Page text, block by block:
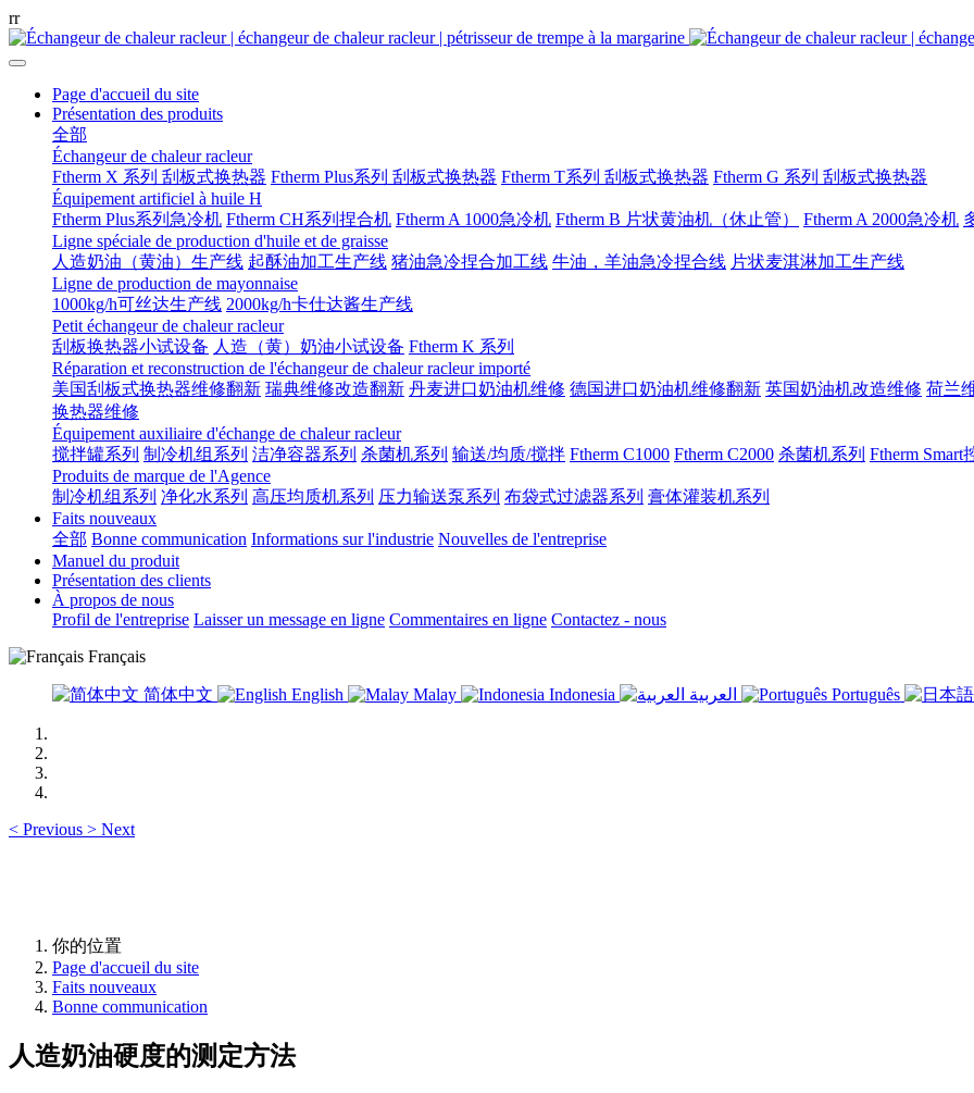
rr
Page d'accueil du site
Présentation des produits
全部
Échangeur de chaleur racleur
Ftherm X 系列 刮板式换热器 Ftherm Plus系列 刮板式换热器 Ftherm T系列 刮板式换热器 Ftherm G 系列 刮板式换热器
Équipement artificiel à huile H
Ftherm Plus系列急冷机 Ftherm CH系列捏合机 Ftherm A 1000急冷机 Ftherm B 片状黄油机（休止管） Ftherm A 2000急冷机
Ligne spéciale de production d'huile et de graisse
人造奶油（黄油）生产线 起酥油加工生产线 猪油急冷捏合加工线 牛油，羊油急冷捏合线 片状麦淇淋加工生产线
Ligne de production de mayonnaise
1000kg/h可丝达生产线 2000kg/h卡仕达酱生产线
Petit échangeur de chaleur racleur
刮板换热器小试设备 人造（黄）奶油小试设备 Ftherm K 系列
Réparation et reconstruction de l'échangeur de chaleur racleur importé
美国刮板式换热器维修翻新 瑞典维修改造翻新 丹麦进口奶油机维修 德国进口奶油机维修翻新 英国奶油机改造维修 荷兰
换热器维修
Équipement auxiliaire d'échange de chaleur racleur
搅拌罐系列 制冷机组系列 洁净容器系列 杀菌机系列 输送/均质/搅拌 Ftherm C1000 Ftherm C2000 杀菌机系列 Ftherm Smart
Produits de marque de l'Agence
制冷机组系列 净化水系列 高压均质机系列 压力输送泵系列 布袋式过滤器系列 膏体灌装机系列
Faits nouveaux
全部 Bonne communication Informations sur l'industrie Nouvelles de l'entreprise
Manuel du produit
Présentation des clients
À propos de nous
Profil de l'entreprise Laisser un message en ligne Commentaires en ligne Contactez - nous
Français
简体中文 English Malay Indonesia Português
< Previous > Next
你的位置
Page d'accueil du site
Faits nouveaux
Bonne communication
人造奶油硬度的测定方法